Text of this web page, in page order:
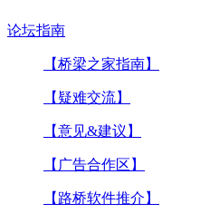
论坛指南
【桥梁之家指南】
【疑难交流】
【意见&建议】
【广告合作区】
【路桥软件推介】